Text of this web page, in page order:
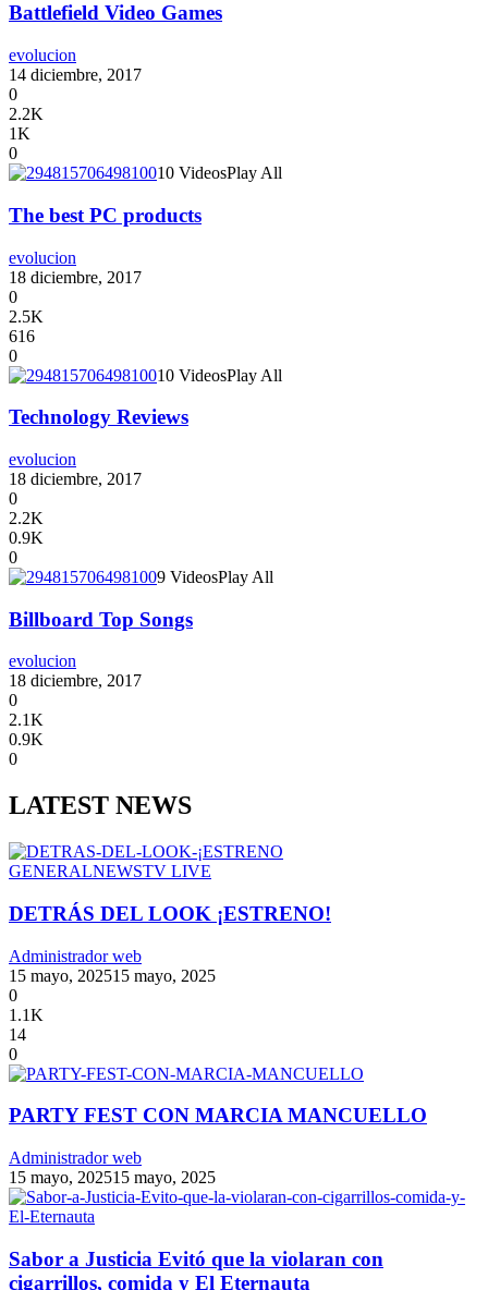
Battlefield Video Games
evolucion
14 diciembre, 2017
0
2.2K
1K
0
10 VideosPlay All
The best PC products
evolucion
18 diciembre, 2017
0
2.5K
616
0
10 VideosPlay All
Technology Reviews
evolucion
18 diciembre, 2017
0
2.2K
0.9K
0
9 VideosPlay All
Billboard Top Songs
evolucion
18 diciembre, 2017
0
2.1K
0.9K
0
LATEST NEWS
GENERALNEWSTV LIVE
DETRÁS DEL LOOK ¡ESTRENO!
Administrador web
15 mayo, 202515 mayo, 2025
0
1.1K
14
0
PARTY FEST CON MARCIA MANCUELLO
Administrador web
15 mayo, 202515 mayo, 2025
Sabor a Justicia Evitó que la violaran con
cigarrillos, comida y El Eternauta